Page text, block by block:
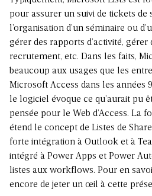
pour assurer un suivi de tickets de
l’organisation d’un séminaire ou
gérer des rapports d’activité, gérer
recrutement, etc. Dans les faits,
beaucoup aux usages que les
Microsoft Access dans les années
le logiciel évoque ce qu’aurait pu
pensée pour le Web d’Access. La
étend le concept de Listes de
forte intégration à Outlook et à
intégré à Power Apps et Power
listes aux workflows. Pour en
encore de jeter un œil à cette